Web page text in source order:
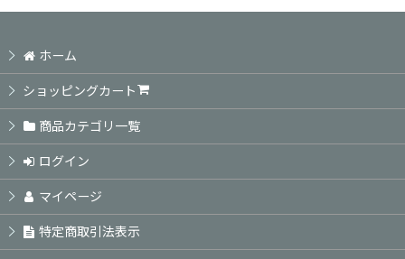
ホーム
ショッピングカート
商品カテゴリ一覧
ログイン
マイページ
特定商取引法表示